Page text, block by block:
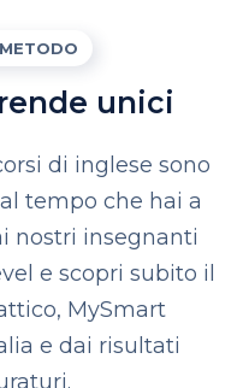
unici
di inglese sono
tempo che hai a
nostri insegnanti
e scopri subito il
MySmart
e dai risultati